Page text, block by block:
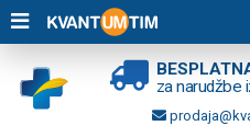
za narudžbe